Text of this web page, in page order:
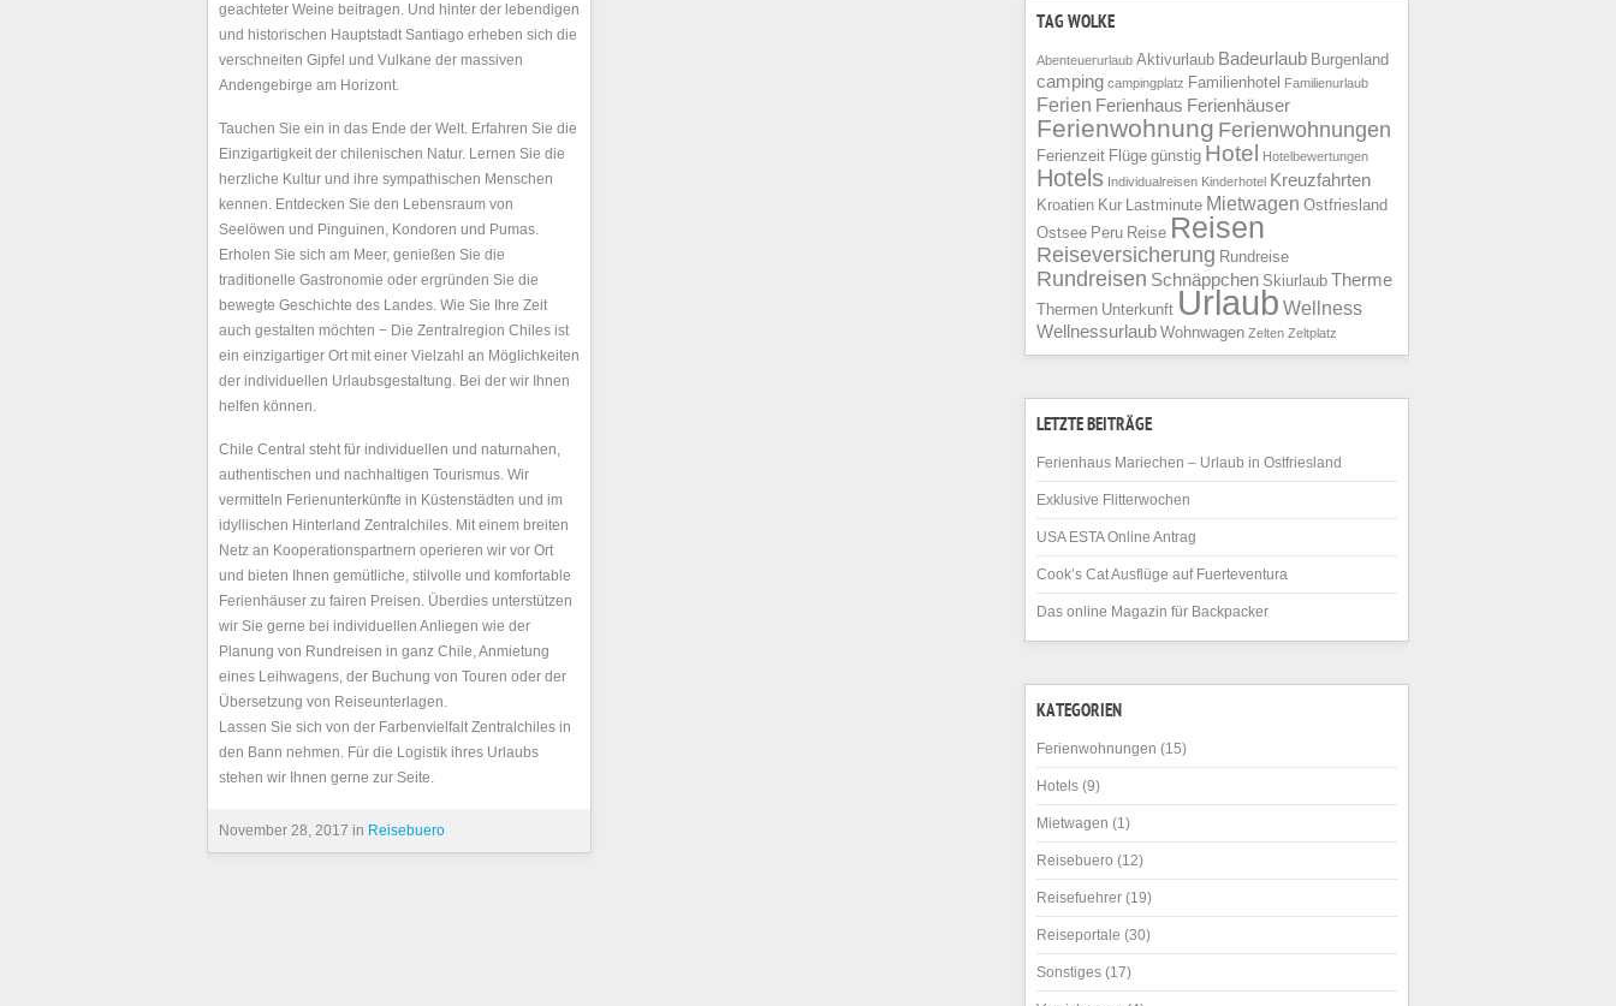
geachteter Weine beitragen. Und hinter der lebendigen
und historischen Hauptstadt Santiago erheben sich die
verschneiten Gipfel und Vulkane der massiven
Andengebirge am Horizont.
Tauchen Sie ein in das Ende der Welt. Erfahren Sie die
Einzigartigkeit der chilenischen Natur. Lernen Sie die
herzliche Kultur und ihre sympathischen Menschen
kennen. Entdecken Sie den Lebensraum von
Seelöwen und Pinguinen, Kondoren und Pumas.
Erholen Sie sich am Meer, genießen Sie die
traditionelle Gastronomie oder ergründen Sie die
bewegte Geschichte des Landes. Wie Sie Ihre Zeit
auch gestalten möchten − Die Zentralregion Chiles ist
ein einzigartiger Ort mit einer Vielzahl an Möglichkeiten
der individuellen Urlaubsgestaltung. Bei der wir Ihnen
helfen können.
Chile Central steht für individuellen und naturnahen,
authentischen und nachhaltigen Tourismus. Wir
vermitteln Ferienunterkünfte in Küstenstädten und im
idyllischen Hinterland Zentralchiles. Mit einem breiten
Netz an Kooperationspartnern operieren wir vor Ort
und bieten Ihnen gemütliche, stilvolle und komfortable
Ferienhäuser zu fairen Preisen. Überdies unterstützen
wir Sie gerne bei individuellen Anliegen wie der
Planung von Rundreisen in ganz Chile, Anmietung
eines Leihwagens, der Buchung von Touren oder der
Übersetzung von Reiseunterlagen.
Lassen Sie sich von der Farbenvielfalt Zentralchiles in
den Bann nehmen. Für die Logistik ihres Urlaubs
stehen wir Ihnen gerne zur Seite.
November 28, 2017 in Reisebuero
TAG WOLKE
Abenteuerurlaub Aktivurlaub Badeurlaub Burgenland
camping campingplatz Familienhotel Familienurlaub
Ferien Ferienhaus Ferienhäuser
Ferienwohnung Ferienwohnungen
Ferienzeit Flüge günstig Hotel Hotelbewertungen
Hotels Individualreisen Kinderhotel Kreuzfahrten
Kroatien Kur Lastminute Mietwagen Ostfriesland
Ostsee Peru Reise Reisen
Reiseversicherung Rundreise
Rundreisen Schnäppchen Skiurlaub Therme
Thermen Unterkunft Urlaub Wellness
Wellnessurlaub Wohnwagen Zelten Zeltplatz
LETZTE BEITRÄGE
Ferienhaus Mariechen – Urlaub in Ostfriesland
Exklusive Flitterwochen
USA ESTA Online Antrag
Cook’s Cat Ausflüge auf Fuerteventura
Das online Magazin für Backpacker
KATEGORIEN
Ferienwohnungen (15)
Hotels (9)
Mietwagen (1)
Reisebuero (12)
Reisefuehrer (19)
Reiseportale (30)
Sonstiges (17)